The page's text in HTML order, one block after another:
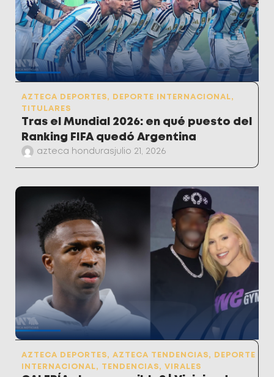
AZTECA DEPORTES, DEPORTE INTERNACIONAL,
TITULARES
Tras el Mundial 2026: en qué puesto del
Ranking FIFA quedó Argentina
azteca hondurasjulio 21, 2026
AZTECA DEPORTES, AZTECA TENDENCIAS,
DEPORTE
INTERNACIONAL, TENDENCIAS, VIRALES